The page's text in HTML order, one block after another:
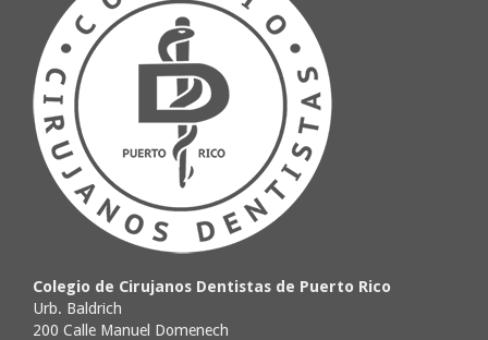
Colegio de Cirujanos Dentistas de Puerto Rico
Urb. Baldrich
200 Calle Manuel Domenech